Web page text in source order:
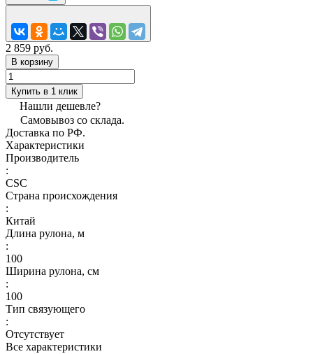
2 859 руб.
В корзину
Купить в 1 клик
Нашли дешевле?
Самовывоз со склада.
Доставка по РФ.
Характеристики
Производитель
:
CSC
Страна происхождения
:
Китай
Длина рулона, м
:
100
Ширина рулона, см
:
100
Тип связующего
:
Отсутствует
Все характеристики